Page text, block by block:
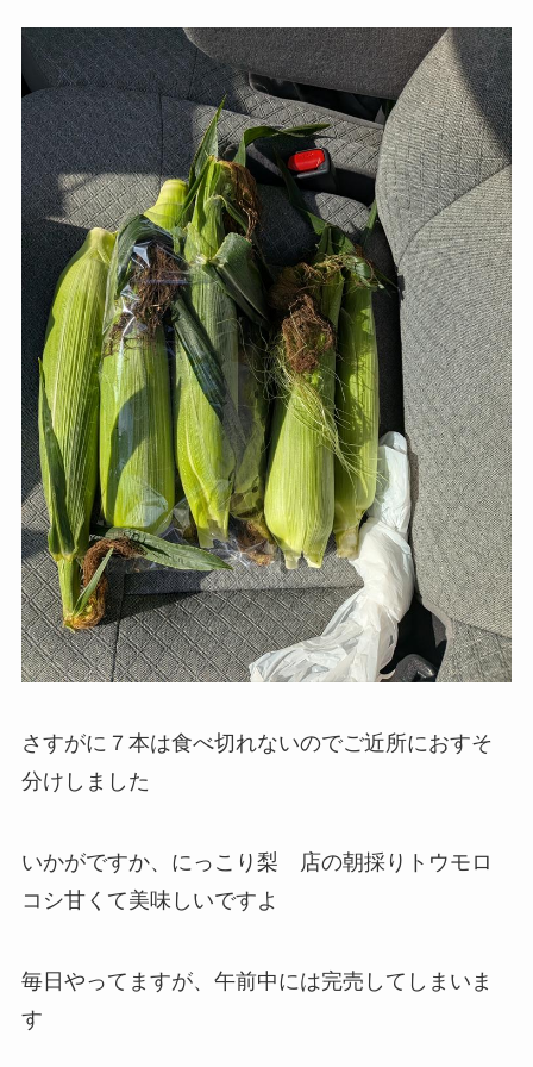
さすがに７本は食べ切れないのでご近所におすそ
分けしました
いかがですか、にっこり梨 店の朝採りトウモロ
コシ甘くて美味しいですよ
毎日やってますが、午前中には完売してしまいま
す